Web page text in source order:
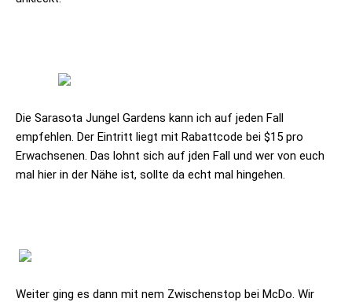
Die Sarasota Jungel Gardens kann ich auf jeden Fall
empfehlen. Der Eintritt liegt mit Rabattcode bei $15 pro
Erwachsenen. Das lohnt sich auf jden Fall und wer von euch
mal hier in der Nähe ist, sollte da echt mal hingehen.
Weiter ging es dann mit nem Zwischenstop bei McDo. Wir